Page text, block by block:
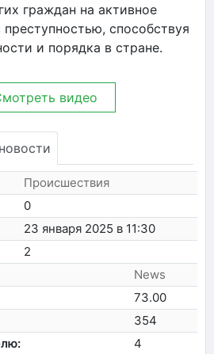
граждан на активное
способствуя
и порядка в стране.
видео
Происшествия
0
23 января 2025 в 11:30
2
News
73.00
354
4